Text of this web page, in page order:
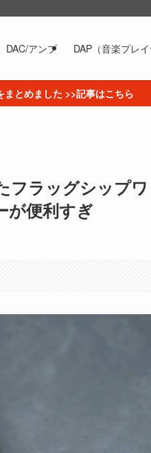
DAC/アンプ DAP（音楽プレ
とめました >>記事はこちら
フラッグシップワ
が便利すぎ